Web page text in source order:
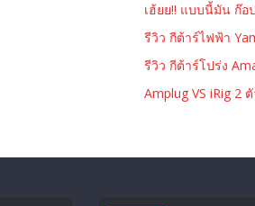
เฮ้ยย!! แบบนี้มัน ก๊อ
รีวิว กีต้าร์ไฟฟ้า
รีวิว กีต้าร์โปร่ง
Amplug VS iRig 2